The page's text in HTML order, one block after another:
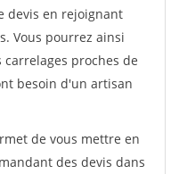
devis en rejoignant
Vous pourrez ainsi
carrelages proches de
besoin d'un artisan
de vous mettre en
des devis dans